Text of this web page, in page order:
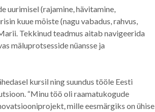
uurimisel (rajamine, hävitamine,
kuue mõiste (nagu vabadus, rahvus,
Tekkinud teadmus aitab navigeerida
mäluprotsesside nüansse ja
kursil ning suundus tööle Eesti
“Minu töö oli raamatukogude
mille eesmärgiks on ühise